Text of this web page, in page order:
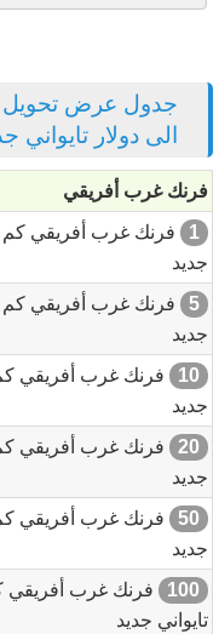
جدول عرض تحويل
الى دولار تايواني
فرنك غرب أفريقي
1
فرنك غرب أفريقي كم
جديد
5
فرنك غرب أفريقي كم
جديد
10
فرنك غرب أفريقي كم
جديد
20
فرنك غرب أفريقي كم
جديد
50
فرنك غرب أفريقي كم
جديد
100
فرنك غرب أفريقي
تايواني جديد